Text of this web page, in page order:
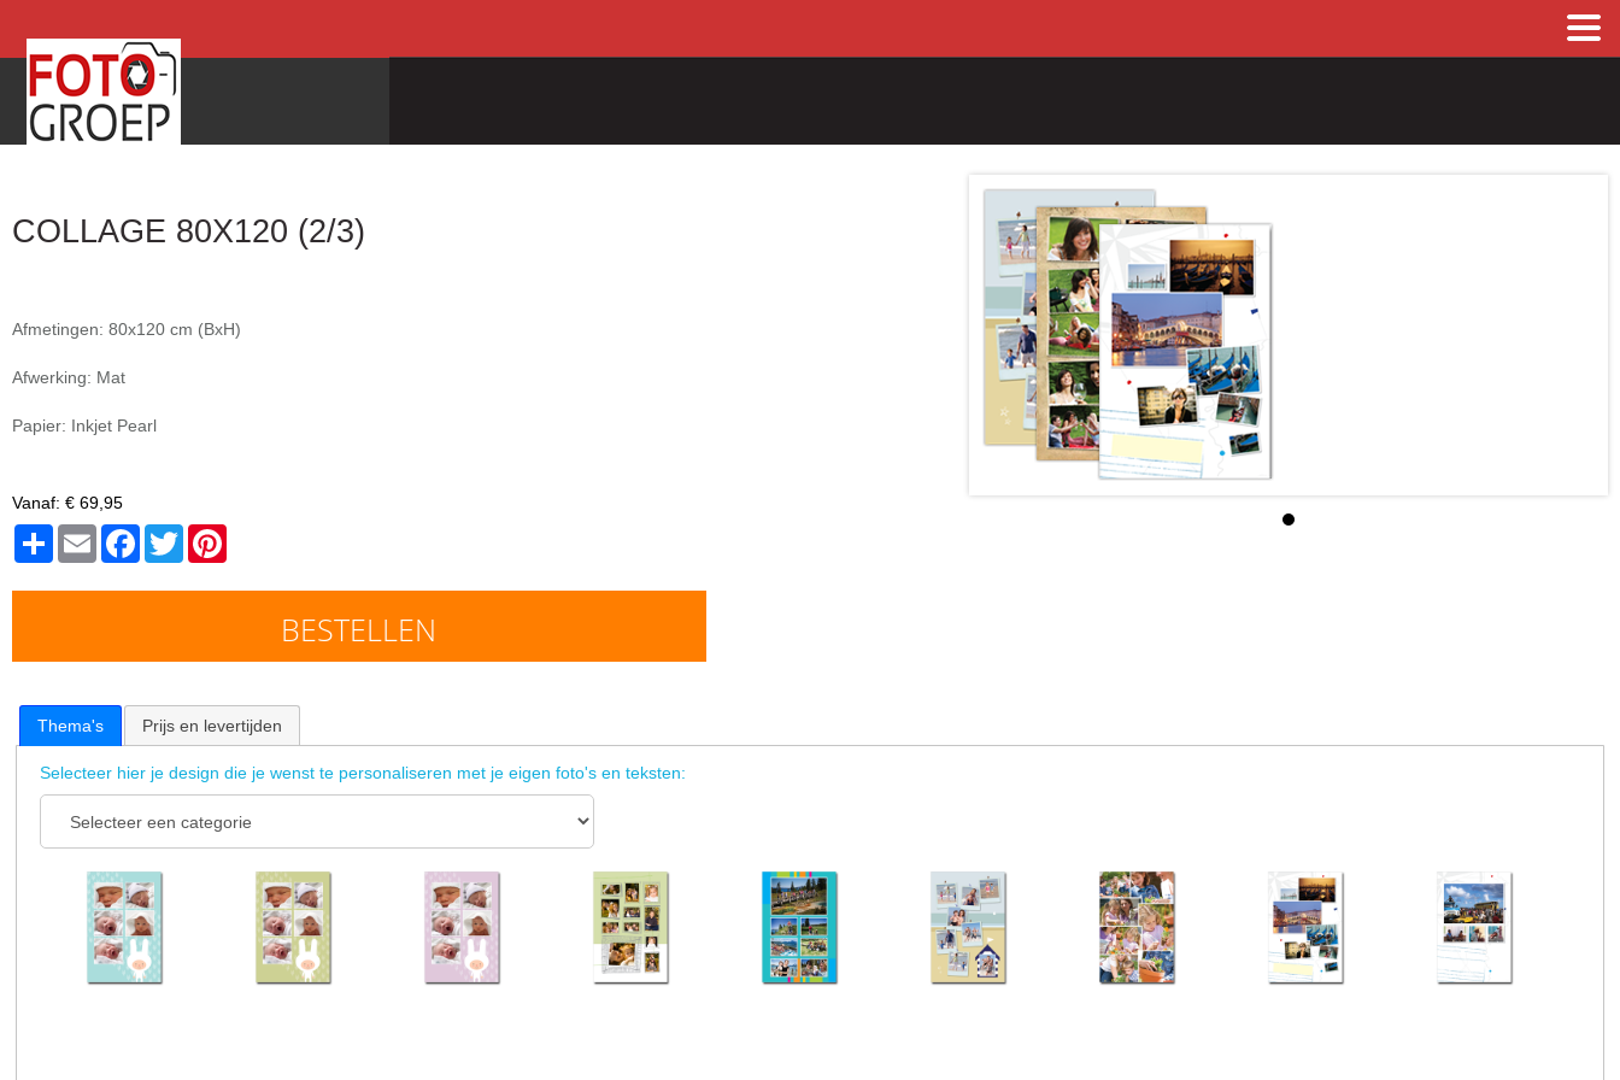
COLLAGE 80X120 (2/3)
Afmetingen: 80x120 cm (BxH)
Afwerking: Mat
Papier: Inkjet Pearl
Vanaf: € 69,95
Share Email Facebook
Twitter
BESTELLEN
Thema's Prijs en levertijden
Selecteer hier je design die je wenst te personaliseren met je eigen foto's en teksten: